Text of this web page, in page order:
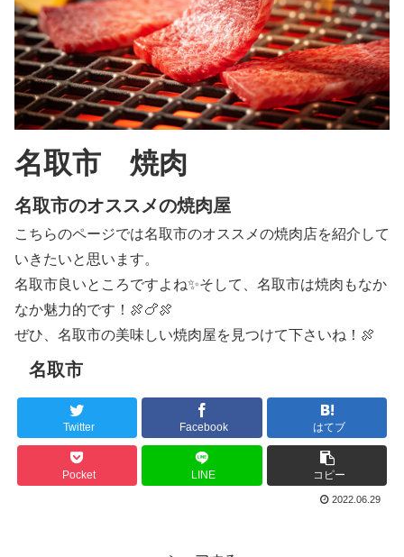
名取市 焼肉
名取市のオススメの焼肉屋
こちらのページでは名取市のオススメの焼肉店を紹介して
いきたいと思います。
名取市良いところですよね✨そして、名取市は焼肉もなか
なか魅力的です！🍖🍗🍖
ぜひ、名取市の美味しい焼肉屋を見つけて下さいね！🍖
名取市
Twitter Facebook はてブ
Pocket LINE コピー
2022.06.29